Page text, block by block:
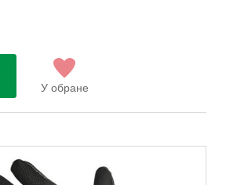
зчеплення з кермом
вирізу та
вставки на долоні
та вібрацію та водночас
у разі
У обране